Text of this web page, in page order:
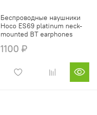
Беспроводные наушники
Hoco ES69 platinum neck-
mounted BT earphones
1100 ₽